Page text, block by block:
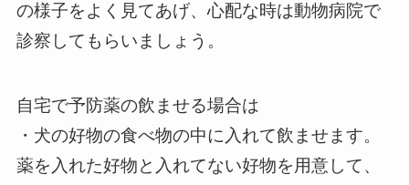
の様子をよく見てあげ、心配な時は動物病院で
診察してもらいましょう。
自宅で予防薬の飲ませる場合は
・犬の好物の食べ物の中に入れて飲ませます。
薬を入れた好物と入れてない好物を用意して、